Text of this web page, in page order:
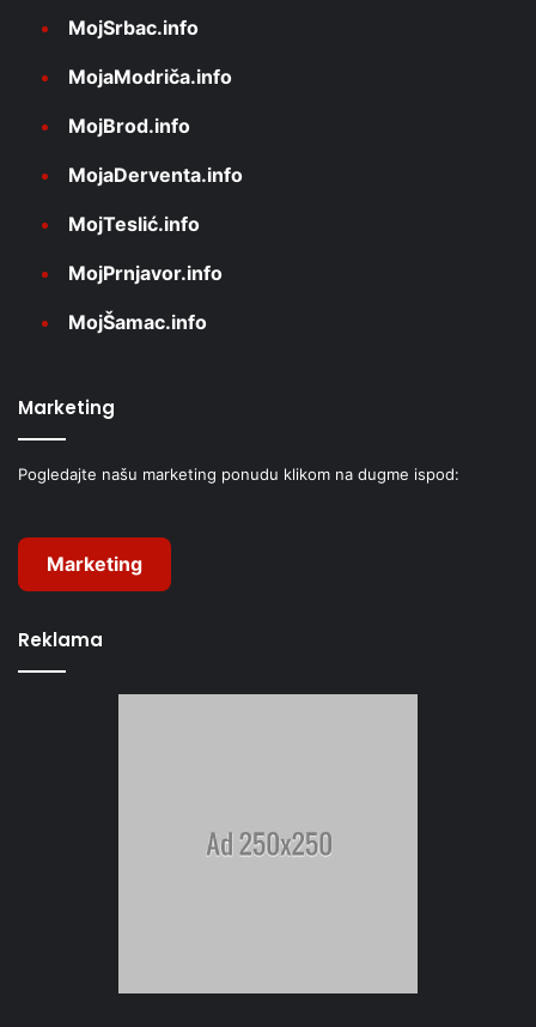
MojSrbac.info
MojaModriča.info
MojBrod.info
MojaDerventa.info
MojTeslić.info
MojPrnjavor.info
MojŠamac.info
Marketing
Pogledajte našu marketing ponudu klikom na dugme ispod:
Marketing
Reklama